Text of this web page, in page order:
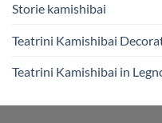
Storie kamishibai
Teatrini Kamishibai
Teatrini Kamishibai in